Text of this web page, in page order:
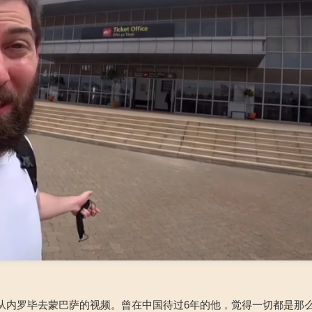
罗毕去蒙巴萨的视频。曾在中国待过6年的他，觉得一切都是那